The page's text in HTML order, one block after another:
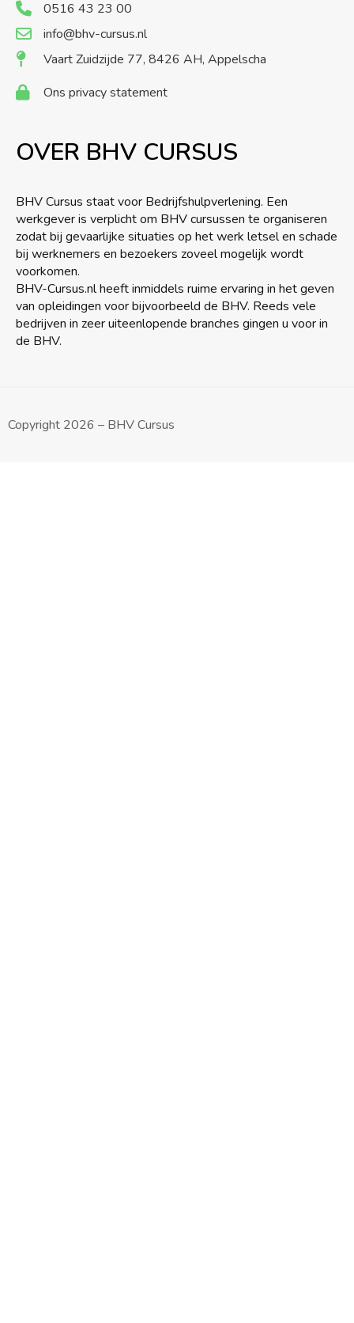
0516 43 23 00
info@bhv-cursus.nl
Vaart Zuidzijde 77, 8426 AH, Appelscha
Ons privacy statement
OVER BHV CURSUS
BHV Cursus staat voor Bedrijfshulpverlening. Een
werkgever is verplicht om BHV cursussen te organiseren
zodat bij gevaarlijke situaties op het werk letsel en schade
bij werknemers en bezoekers zoveel mogelijk wordt
voorkomen.
BHV-Cursus.nl heeft inmiddels ruime ervaring in het geven
van opleidingen voor bijvoorbeeld de BHV. Reeds vele
bedrijven in zeer uiteenlopende branches gingen u voor in
de BHV.
Copyright 2026 – BHV Cursus